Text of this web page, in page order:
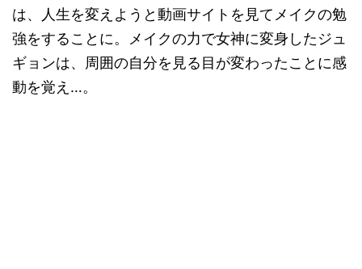
は、人生を変えようと動画サイトを見てメイクの勉
強をすることに。メイクの力で女神に変身したジュ
ギョンは、周囲の自分を見る目が変わったことに感
動を覚え…。